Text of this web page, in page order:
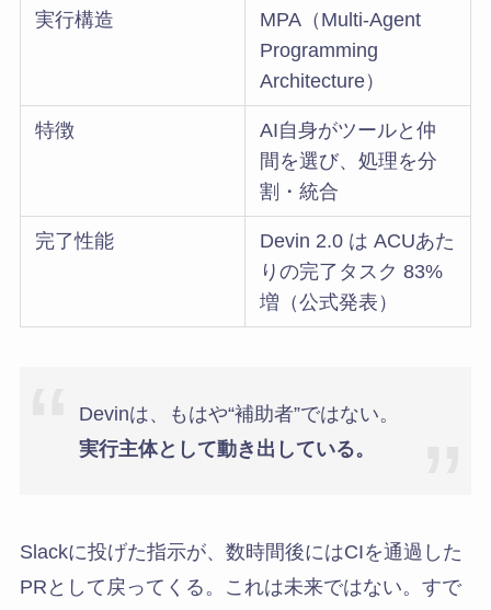
実行構造
MPA（Multi-Agent
Programming
Architecture）
特徴
AI自身がツールと仲
間を選び、処理を分
割・統合
完了性能
Devin 2.0 は ACUあた
りの完了タスク 83%
増（公式発表）
Devinは、もはや“補助者”ではない。
実行主体として動き出している。
Slackに投げた指示が、数時間後にはCIを通過した
PRとして戻ってくる。これは未来ではない。すで